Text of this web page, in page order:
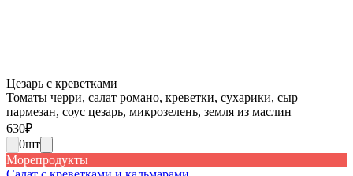
Цезарь с креветками
Томаты черри, салат романо, креветки, сухарики, сыр
пармезан, соус цезарь, микрозелень, земля из маслин
630₽
0шт
Морепродукты